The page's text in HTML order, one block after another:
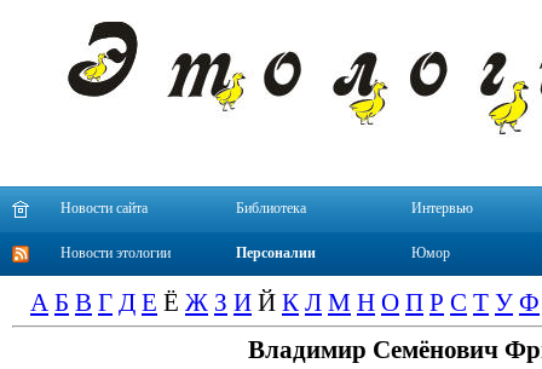
Новости сайта Библиотека Интервью
Новости этологии Персоналии Юмор
А Б В Г Д Е Ё Ж З И Й К Л М Н О П Р С Т У Ф
Владимир Семёнович